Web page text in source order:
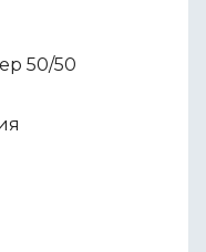
50/50